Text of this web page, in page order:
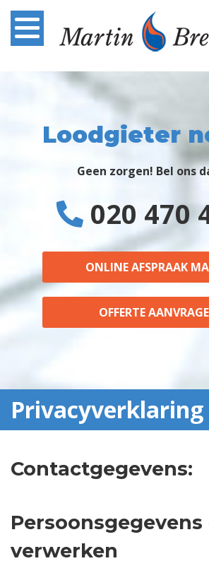
Loodgieter
Geen zorgen! Bel ons
020 470
ONLINE AFSPRAAK
OFFERTE
Privacyverklaring
Contactgegevens:
verwerken